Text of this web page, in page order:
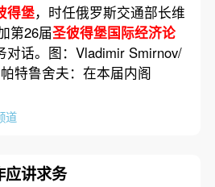
得堡，时任俄罗斯交通部长维
第26届圣彼得堡国际经济论
对话。图：Vladimir Smirnov/
特鲁舍夫：在本届内阁
道
应讲求务